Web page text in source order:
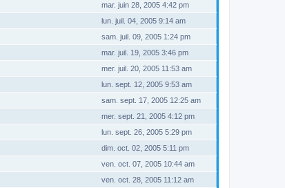
mar. juin 28, 2005 4:42 pm
lun. juil. 04, 2005 9:14 am
sam. juil. 09, 2005 1:24 pm
mar. juil. 19, 2005 3:46 pm
mer. juil. 20, 2005 11:53 am
lun. sept. 12, 2005 9:53 am
sam. sept. 17, 2005 12:25 am
mer. sept. 21, 2005 4:12 pm
lun. sept. 26, 2005 5:29 pm
dim. oct. 02, 2005 5:11 pm
ven. oct. 07, 2005 10:44 am
ven. oct. 28, 2005 11:12 am